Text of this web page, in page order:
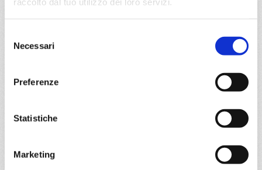
delNecessari
Preferenze
Statistiche
Marketing